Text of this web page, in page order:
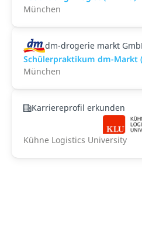
München
dm-drogerie markt
Schülerpraktikum dm-Markt
München
Karriereprofil erkunden
Kühne Logistics University